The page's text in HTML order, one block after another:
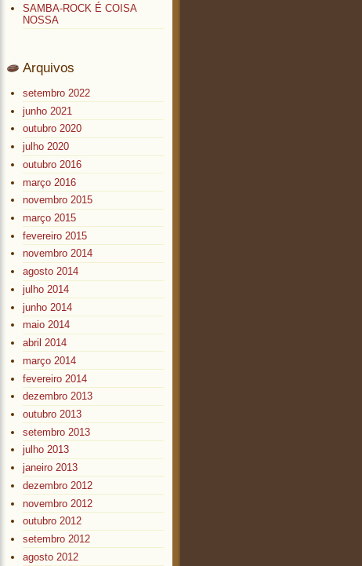
SAMBA-ROCK É COISA
NOSSA
Arquivos
setembro 2022
junho 2021
outubro 2020
julho 2020
outubro 2016
março 2016
novembro 2015
março 2015
fevereiro 2015
novembro 2014
agosto 2014
julho 2014
junho 2014
maio 2014
abril 2014
março 2014
fevereiro 2014
dezembro 2013
outubro 2013
setembro 2013
julho 2013
janeiro 2013
dezembro 2012
novembro 2012
outubro 2012
setembro 2012
agosto 2012